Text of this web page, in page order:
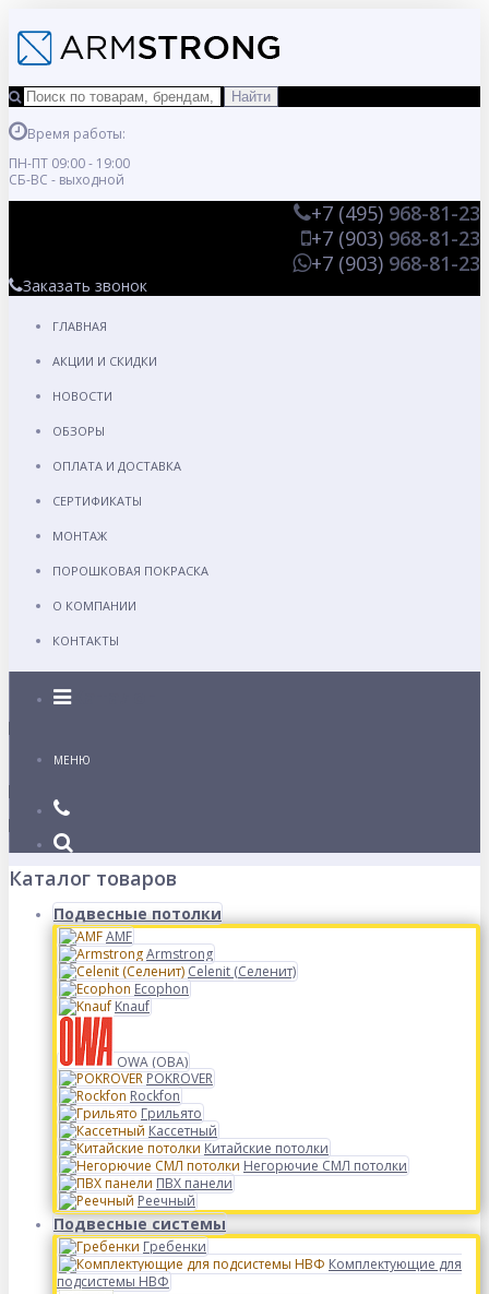
Время работы:
ПН-ПТ 09:00 - 19:00
СБ-ВС - выходной
+7 (495) 968-81-23
+7 (903) 968-81-23
+7 (903) 968-81-23
Заказать звонок
ГЛАВНАЯ
АКЦИИ И СКИДКИ
НОВОСТИ
ОБЗОРЫ
ОПЛАТА И ДОСТАВКА
СЕРТИФИКАТЫ
МОНТАЖ
ПОРОШКОВАЯ ПОКРАСКА
О КОМПАНИИ
КОНТАКТЫ
Каталог
МЕНЮ
Каталог товаров
Подвесные потолки
AMF
Armstrong
Celenit (Селенит)
Ecophon
Knauf
OWA (ОВА)
POKROVER
Rockfon
Грильято
Кассетный
Китайские потолки
Негорючие СМЛ потолки
ПВХ панели
Реечный
Подвесные системы
Гребенки
Комплектующие для
подсистемы НВФ